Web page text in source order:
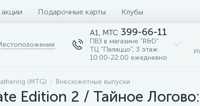
Подарочные карты Клубы
A1, MTC 399-66-11
ПВЗ в магазине "R&D"
ТЦ "Палаццо", 3 этаж
10:00-22:00 ежедневно
(MTG) Внесюжетные выпуски
Edition 2 / Тайное Логово: